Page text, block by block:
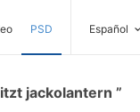
PSD Español
jackolantern